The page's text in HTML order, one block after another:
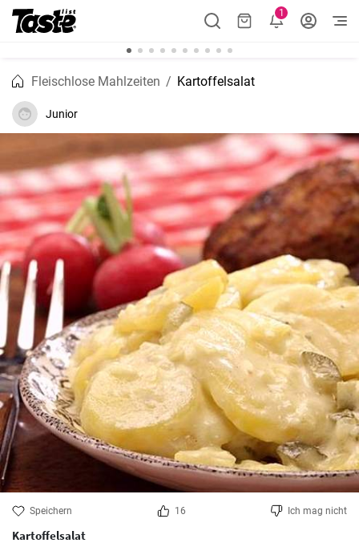
1
Fleischlose Mahlzeiten Kartoffelsalat
Junior
Speichern 16 Ich mag nicht
Kartoffelsalat